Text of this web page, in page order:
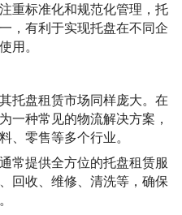
重标准化和规范化管理，托
，有利于实现托盘在不同企
用。
托盘租赁市场同样庞大。在
一种常见的物流解决方案，
、零售等多个行业。
常提供全方位的托盘租赁服
回收、维修、清洗等，确保